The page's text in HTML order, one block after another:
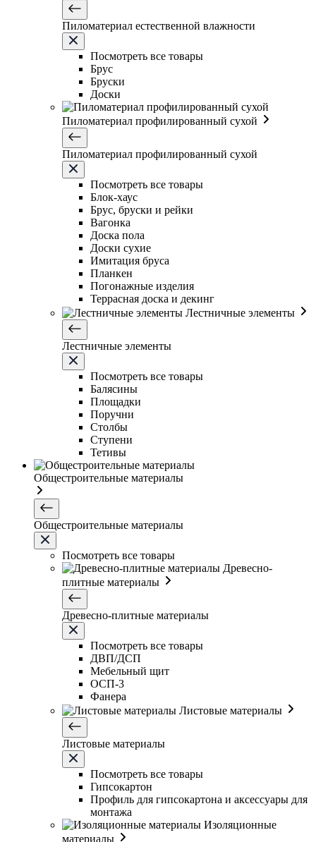
Пиломатериал естественной влажности
Посмотреть все товары
Брус
Бруски
Доски
Пиломатериал профилированный сухой
Пиломатериал профилированный сухой
Посмотреть все товары
Блок-хаус
Брус, бруски и рейки
Вагонка
Доска пола
Доски сухие
Имитация бруса
Планкен
Погонажные изделия
Террасная доска и декинг
Лестничные элементы
Лестничные элементы
Посмотреть все товары
Балясины
Площадки
Поручни
Столбы
Ступени
Тетивы
Общестроительные материалы
Общестроительные материалы
Посмотреть все товары
Древесно-
плитные материалы
Древесно-плитные материалы
Посмотреть все товары
ДВП/ДСП
Мебельный щит
ОСП-3
Фанера
Листовые материалы
Листовые материалы
Посмотреть все товары
Гипсокартон
Профиль для гипсокартона и аксессуары для
монтажа
Изоляционные
материалы